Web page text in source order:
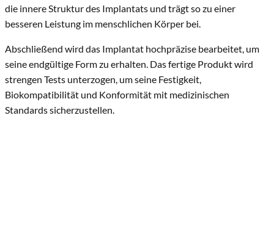
die innere Struktur des Implantats und trägt so zu einer
besseren Leistung im menschlichen Körper bei.
Abschließend wird das Implantat hochpräzise bearbeitet, um
seine endgültige Form zu erhalten. Das fertige Produkt wird
strengen Tests unterzogen, um seine Festigkeit,
Biokompatibilität und Konformität mit medizinischen
Standards sicherzustellen.